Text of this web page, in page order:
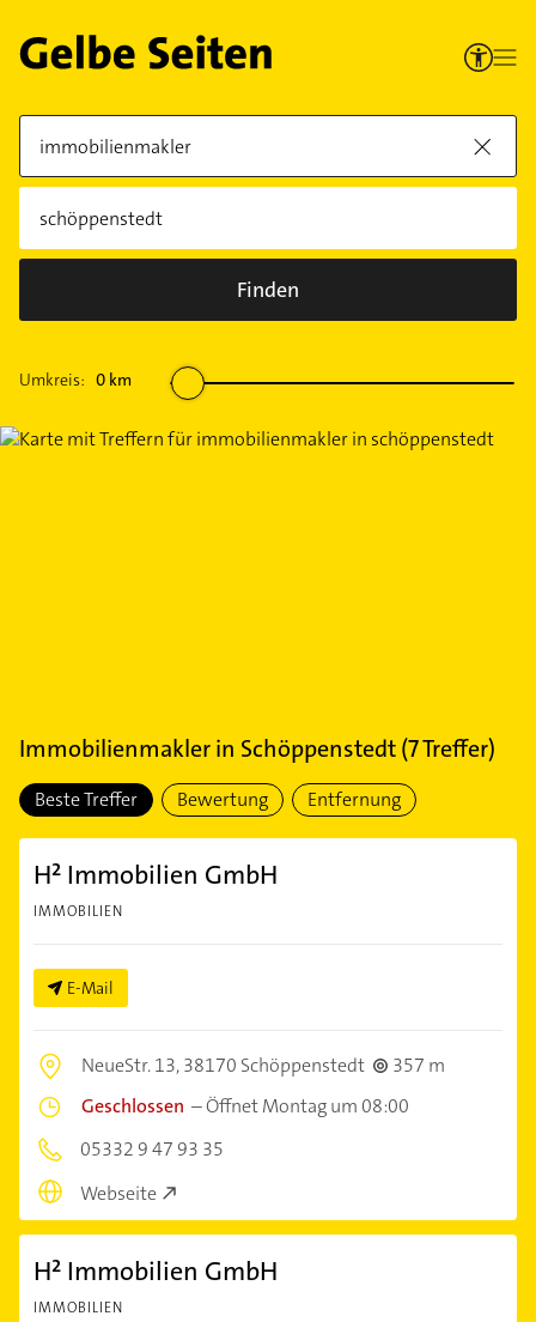
Finden
Umkreis: 0 km
Immobilienmaklerin Schöppenstedt(7Treffer)
Beste Treffer Bewertung Entfernung
H² Immobilien GmbH
IMMOBILIEN
E-Mail
NeueStr. 13,38170 Schöppenstedt
357 m
Geschlossen –Öffnet Montag um 08:00
05332 9 47 93 35
Webseite
H² Immobilien GmbH
IMMOBILIEN